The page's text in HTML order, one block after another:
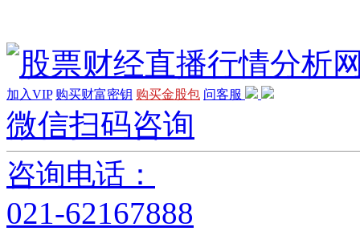
加入VIP 购买财富密钥 购买金股包 问客服
微信扫码咨询
咨询电话：
021-62167888